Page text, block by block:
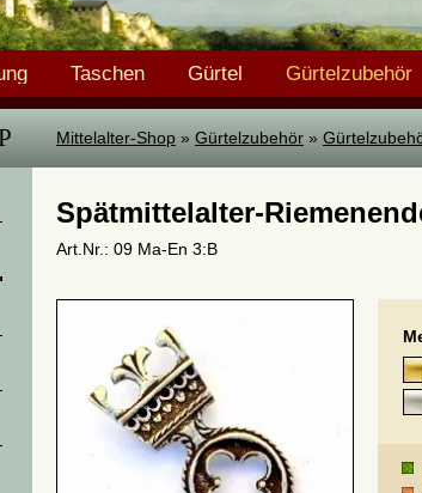
Taschen Gürtel Gürtelzubehör
Mittelalter-Shop » Gürtelzubehör »
Spätmittelalter-
Art.Nr.: 09 Ma-En 3:B